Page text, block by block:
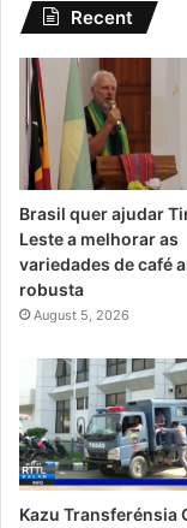
Recent
Brasil quer ajudar
Leste a melhorar as
variedades de café
robusta
August 5, 2026
Kazu Transferénsia